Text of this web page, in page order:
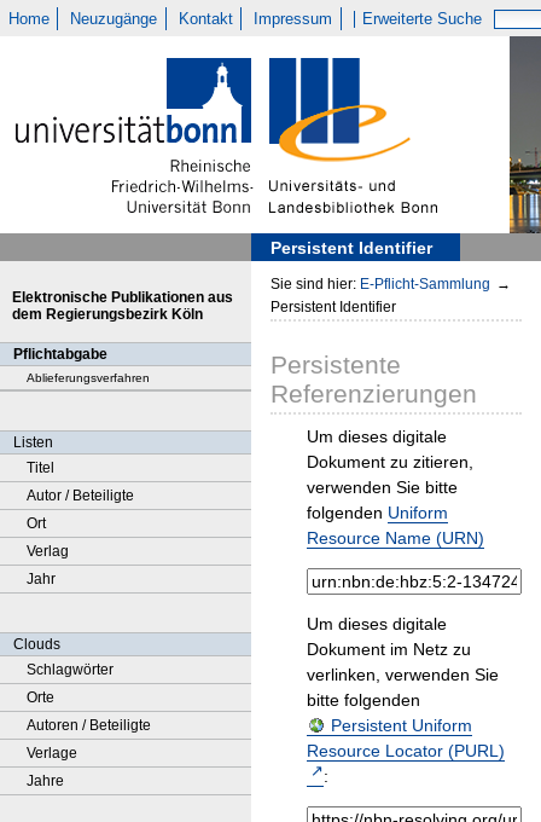
Home Neuzugänge Kontakt Impressum Erweiterte Suche
Persistent Identifier
Elektronische Publikationen aus
dem Regierungsbezirk Köln
Pflichtabgabe
Ablieferungsverfahren
Listen
Titel
Autor / Beteiligte
Ort
Verlag
Jahr
Clouds
Schlagwörter
Orte
Autoren / Beteiligte
Verlage
Jahre
Sie sind hier: E-Pflicht-Sammlung →
Persistent Identifier
Persistente
Referenzierungen
Um dieses digitale
Dokument zu zitieren,
verwenden Sie bitte
folgenden Uniform
Resource Name (URN)
Um dieses digitale
Dokument im Netz zu
verlinken, verwenden Sie
bitte folgenden
Persistent Uniform
Resource Locator (PURL)
: